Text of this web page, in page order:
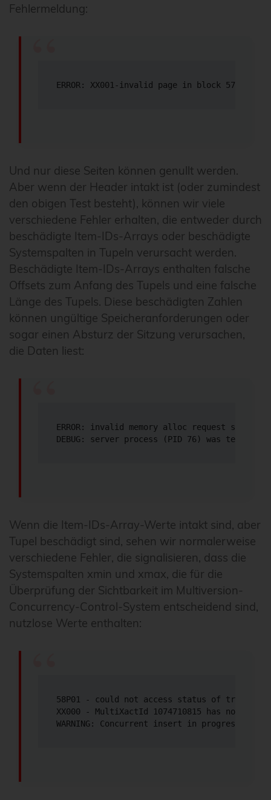
Fehlermeldung:
ERROR: XX001-invalid page in block 578 of
Und nur diese Seiten können genullt werden.
Aber wenn der Header intakt ist (oder zumindest
den obigen Test besteht), können wir viele
verschiedene Fehler erhalten, die entweder durch
beschädigte Item-IDs-Arrays oder beschädigte
Systemspalten in Tupeln verursacht werden.
Beschädigte Item-IDs-Arrays enthalten falsche
Offsets zum Anfang des Tupels und eine falsche
Länge des Tupels. Diese beschädigten Zahlen
können ungültige Speicheranforderungen oder
sogar einen Absturz der Sitzung verursachen,
die Daten liest:
ERROR: invalid memory alloc request size
DEBUG: server process (PID 76) was
Wenn die Item-IDs-Array-Werte intakt sind, aber
Tupel beschädigt sind, sehen wir normalerweise
verschiedene Fehler, die signalisieren, dass die
Systemspalten xmin und xmax, die für die
Überprüfung der Sichtbarkeit im Multiversion-
Concurrency-Control-System entscheidend sind,
nutzlose Werte enthalten:
58P01 - could not access status of
XX000 - MultiXactId 1074710815 has not
WARNING: Concurrent insert in progress